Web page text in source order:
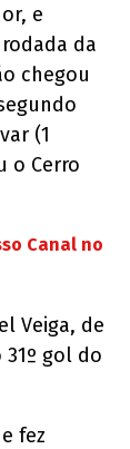
e
da
chegou
(1
o Cerro
Canal no
Veiga, de
31º gol do
fez